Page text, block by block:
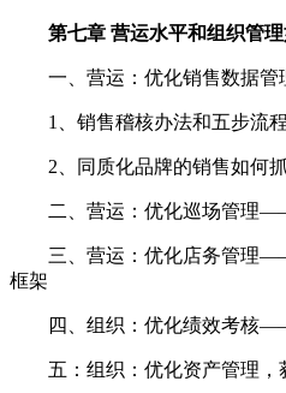
第七章 营运水平和组织管
一、营运：优化销售数据管
1、销售稽核办法和五步流程
2、同质化品牌的销售如何
二、营运：优化巡场管理
三、营运：优化店务管理
框架
四、组织：优化绩效考核
五：组织：优化资产管理，